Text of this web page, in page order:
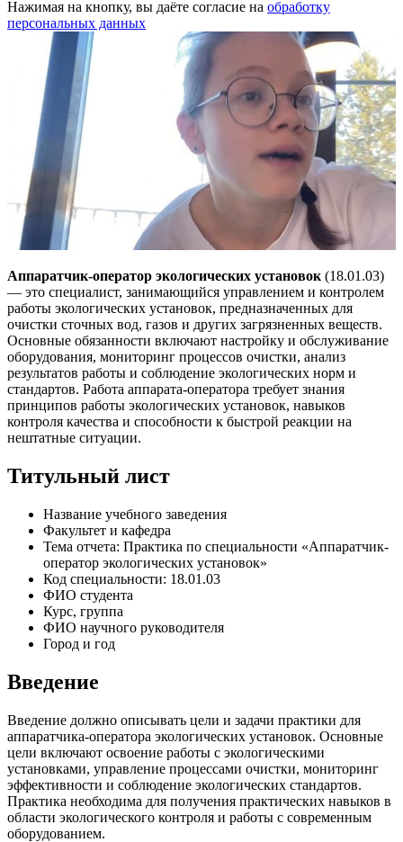
Нажимая на кнопку, вы даёте согласие на обработку
персональных данных
Аппаратчик-оператор экологических установок (18.01.03)
— это специалист, занимающийся управлением и контролем
работы экологических установок, предназначенных для
очистки сточных вод, газов и других загрязненных веществ.
Основные обязанности включают настройку и обслуживание
оборудования, мониторинг процессов очистки, анализ
результатов работы и соблюдение экологических норм и
стандартов. Работа аппарата-оператора требует знания
принципов работы экологических установок, навыков
контроля качества и способности к быстрой реакции на
нештатные ситуации.
Титульный лист
Название учебного заведения
Факультет и кафедра
Тема отчета: Практика по специальности «Аппаратчик-
оператор экологических установок»
Код специальности: 18.01.03
ФИО студента
Курс, группа
ФИО научного руководителя
Город и год
Введение
Введение должно описывать цели и задачи практики для
аппаратчика-оператора экологических установок. Основные
цели включают освоение работы с экологическими
установками, управление процессами очистки, мониторинг
эффективности и соблюдение экологических стандартов.
Практика необходима для получения практических навыков в
области экологического контроля и работы с современным
оборудованием.